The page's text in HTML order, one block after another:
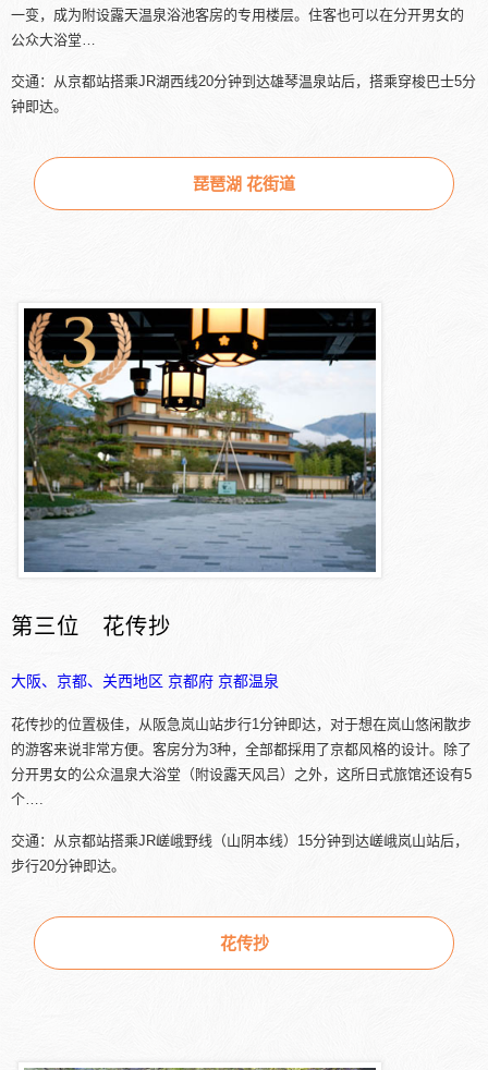
一变，成为附设露天温泉浴池客房的专用楼层。住客也可以在分开男女的
公众大浴堂…
交通：从京都站搭乘JR湖西线20分钟到达雄琴温泉站后，搭乘穿梭巴士5分
钟即达。
琵琶湖 花街道
第三位 花传抄
大阪、京都、关西地区 京都府 京都温泉
花传抄的位置极佳，从阪急岚山站步行1分钟即达，对于想在岚山悠闲散步
的游客来说非常方便。客房分为3种，全部都採用了京都风格的设计。除了
分开男女的公众温泉大浴堂（附设露天风吕）之外，这所日式旅馆还设有5
个….
交通：从京都站搭乘JR嵯峨野线（山阴本线）15分钟到达嵯峨岚山站后，
步行20分钟即达。
花传抄